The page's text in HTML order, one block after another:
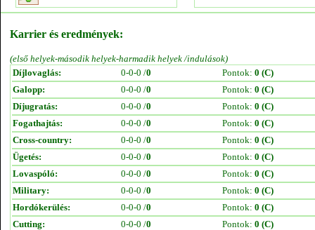
Karrier és eredmények:
(első helyek-második helyek-harmadik helyek /indulások)
Díjlovaglás:
0-0-0 /0 Pontok: 0 (C)
Galopp:
0-0-0 /0 Pontok: 0 (C)
Díjugratás:
0-0-0 /0 Pontok: 0 (C)
Fogathajtás:
0-0-0 /0 Pontok: 0 (C)
Cross-country:
0-0-0 /0 Pontok: 0 (C)
Ügetés:
0-0-0 /0 Pontok: 0 (C)
Lovaspóló:
0-0-0 /0 Pontok: 0 (C)
Military:
0-0-0 /0 Pontok: 0 (C)
Hordókerülés:
0-0-0 /0 Pontok: 0 (C)
Cutting:
0-0-0 /0 Pontok: 0 (C)